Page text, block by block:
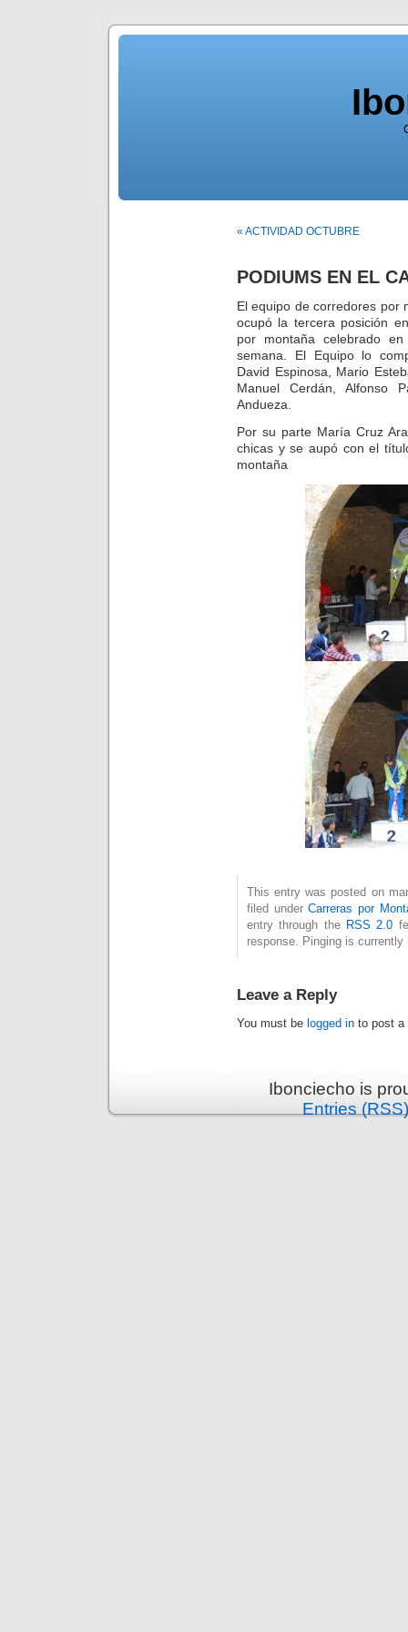
« ACTIVIDAD OCTUBRE
PODIUMS EN EL
El equipo de corredores por
ocupó la tercera posición
por montaña celebrado
semana. El Equipo lo
David Espinosa, Mario
Manuel Cerdán, Alfonso
Andueza.
Por su parte María Cruz
chicas y se aupó con el
montaña
This entry was posted on
filed underCarreras por
entry through the RSS 2.0
response. Pinging is currently
Leave a Reply
You must be logged in to post a
Ibonciecho is
Entries (RSS)